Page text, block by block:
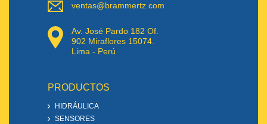
ventas@brammertz.com
Av. José Pardo 182 Of.
902 Miraflores 15074.
Lima - Perú
PRODUCTOS
HIDRÁULICA
SENSORES